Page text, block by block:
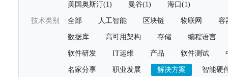
美国奥斯汀(1) 曼谷(1) 海口(1)
技术类别 全部 人工智能 区块链 物联网 容
数据库 高可用架构 存储 编程语言
软件研发 IT运维 产品 软件测试
名家分享 职业发展 解决方案 智能硬